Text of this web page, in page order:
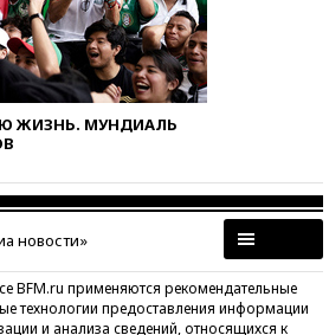
ЖИЗНЬ. МУНДИАЛЬ
новости»
BFM.ru применяются рекомендательные
технологии предоставления информации
и анализа сведений, относящихся к